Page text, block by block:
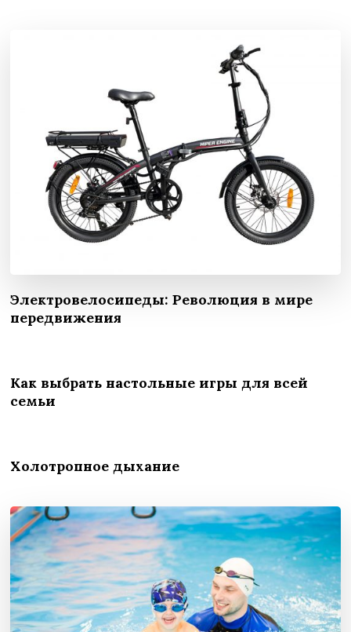
Электровелосипеды: Революция в мире
передвижения
Как выбрать настольные игры для всей
семьи
Холотропное дыхание